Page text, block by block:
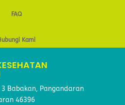
FAQ
Kami
Babakan, Pangandaran
46396